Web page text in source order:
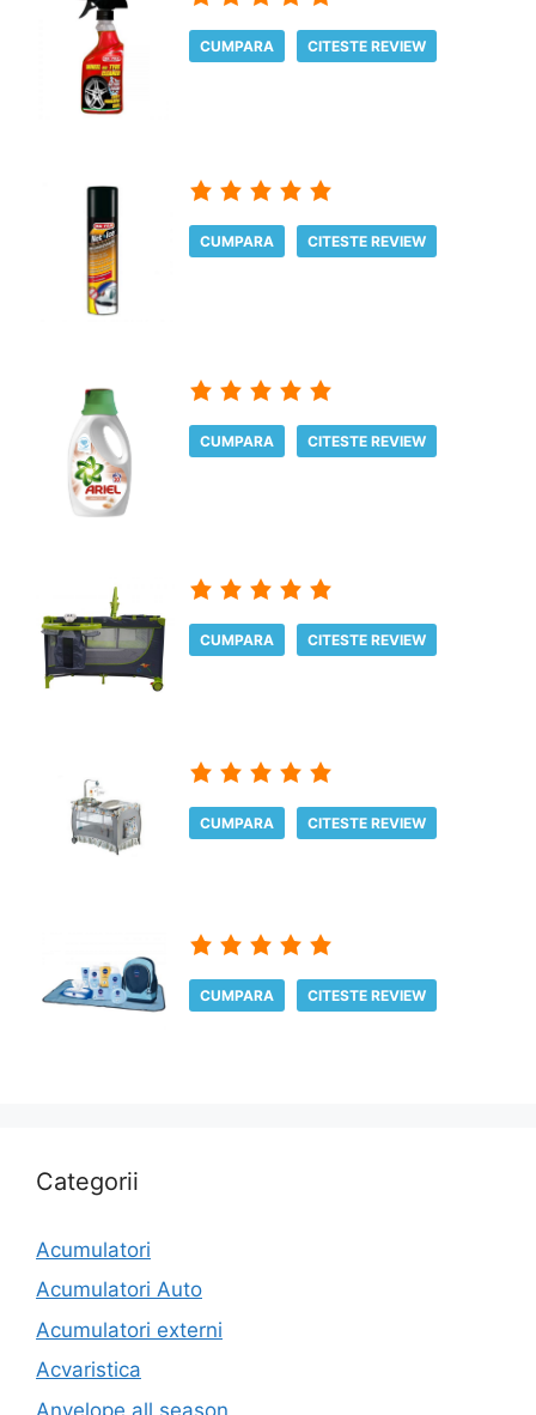
CUMPARA CITESTE REVIEW
CUMPARA CITESTE REVIEW
CUMPARA CITESTE REVIEW
CUMPARA CITESTE REVIEW
CUMPARA CITESTE REVIEW
CUMPARA CITESTE REVIEW
Categorii
Acumulatori
Acumulatori Auto
Acumulatori externi
Acvaristica
Anvelope all season